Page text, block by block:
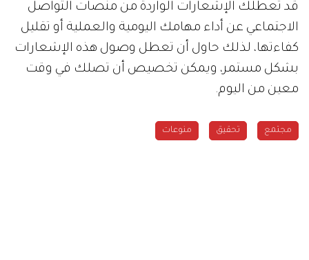
قد تعطلك الإشعارات الواردة من منصات التواصل
الاجتماعي عن أداء مهامك اليومية والعملية أو تقليل
كفاءتها، لذلك حاول أن تعطل وصول هذه الإشعارات
بشكل مستمر، ويمكن تخصيص أن تصلك في وقت
معين من اليوم.
مجتمع تحقيق منوعات